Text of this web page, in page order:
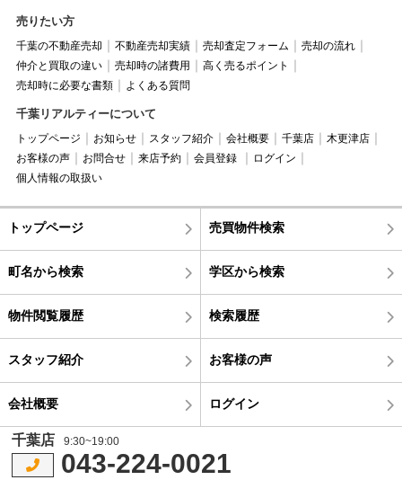
売りたい方
千葉の不動産売却 不動産売却実績 売却査定フォーム
売却の流れ
仲介と買取の違い
売却時の諸費用
高く売るポイント
売却時に必要な書類
よくある質問
千葉リアルティーについて
トップページ お知らせ スタッフ紹介 会社概要 千葉店
木更津店
お客様の声
お問合せ 来店予約 会員登録
ログイン
個人情報の取扱い
トップページ 売買物件検索
町名から検索 学区から検索
物件閲覧履歴 検索履歴
スタッフ紹介 お客様の声
会社概要 ログイン
千葉店 9:30~19:00
043-224-0021